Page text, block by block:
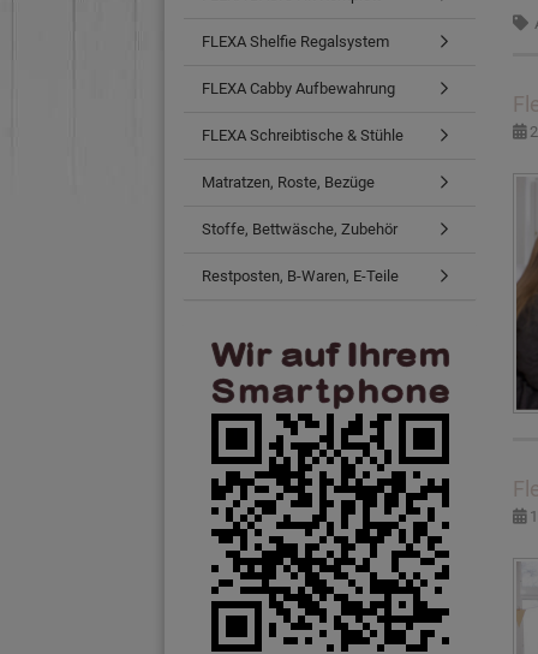
FLEXA Shelfie Regalsystem
FLEXA Cabby Aufbewahrung
FLEXA Schreibtische & Stühle
Matratzen, Roste, Bezüge
Stoffe, Bettwäsche, Zubehör
Restposten, B-Waren, E-Teile